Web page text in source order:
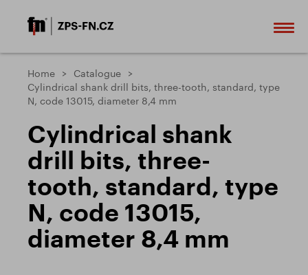
Home
Catalogue
Cylindrical shank drill bits, three-tooth, standard, type
N, code 13015, diameter 8,4 mm
Cylindrical shank
drill bits, three-
tooth, standard, type
N, code 13015,
diameter 8,4 mm